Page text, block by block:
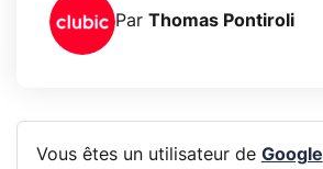
Par Thomas Pontiroli
Vous êtes un utilisateur de Google